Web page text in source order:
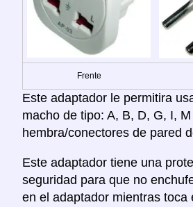
Frente
Este adaptador le permitira
macho de tipo: A, B, D, G, I,
hembra/conectores de pared
Este adaptador tiene una
seguridad para que no
en el adaptador mientras toca